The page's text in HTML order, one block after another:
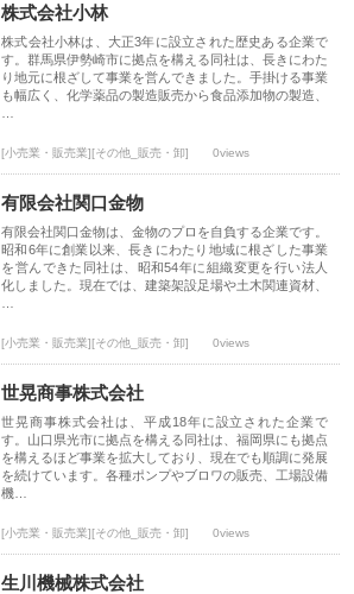
株式会社小林
株式会社小林は、大正3年に設立された歴史ある企業で
す。群馬県伊勢崎市に拠点を構える同社は、長きにわた
り地元に根ざして事業を営んできました。手掛ける事業
も幅広く、化学薬品の製造販売から食品添加物の製造、
[小売業・販売業][その他_販売・卸] 0views
有限会社関口金物
有限会社関口金物は、金物のプロを自負する企業です。
昭和6年に創業以来、長きにわたり地域に根ざした事業
を営んできた同社は、昭和54年に組織変更を行い法人
化しました。現在では、建築架設足場や土木関連資材、
[小売業・販売業][その他_販売・卸] 0views
世晃商事株式会社
世晃商事株式会社は、平成18年に設立された企業で
す。山口県光市に拠点を構える同社は、福岡県にも拠点
を構えるほど事業を拡大しており、現在でも順調に発展
を続けています。各種ポンプやブロワの販売、工場設備
機…
[小売業・販売業][その他_販売・卸] 0views
生川機械株式会社